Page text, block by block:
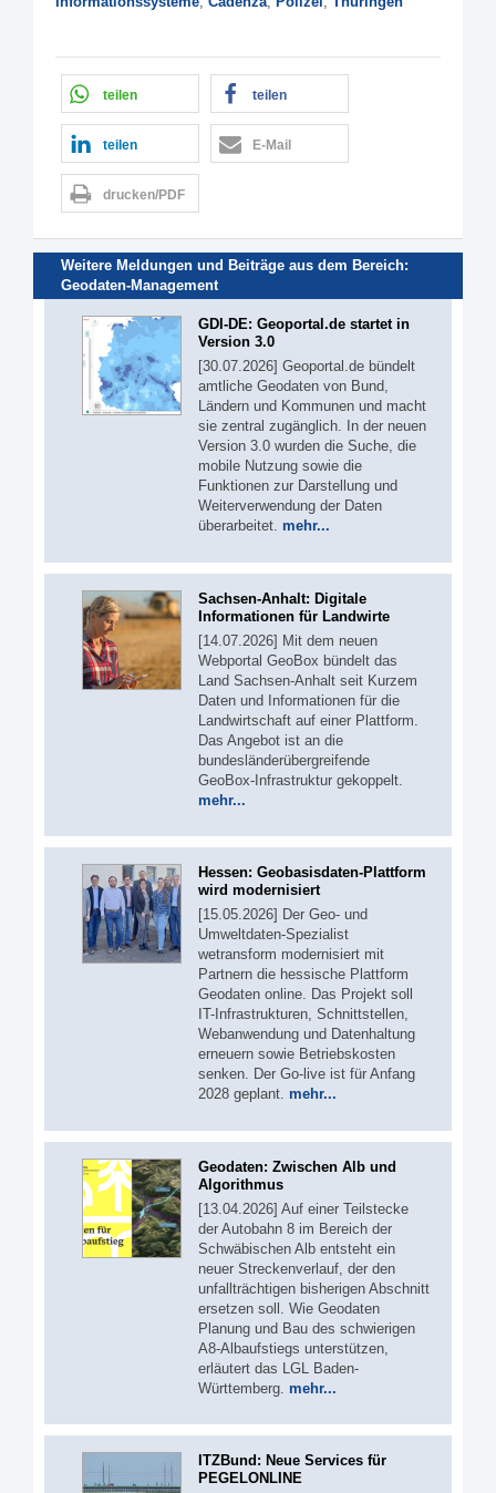
teilen teilen
teilen E-Mail
drucken/PDF
Weitere Meldungen und Beiträge aus dem Bereich:
Geodaten-Management
GDI-DE: Geoportal.de startet in
Version 3.0
[30.07.2026] Geoportal.de bündelt
amtliche Geodaten von Bund,
Ländern und Kommunen und macht
sie zentral zugänglich. In der neuen
Version 3.0 wurden die Suche, die
mobile Nutzung sowie die
Funktionen zur Darstellung und
Weiterverwendung der Daten
überarbeitet. mehr...
Sachsen-Anhalt: Digitale
Informationen für Landwirte
[14.07.2026] Mit dem neuen
Webportal GeoBox bündelt das
Land Sachsen-Anhalt seit Kurzem
Daten und Informationen für die
Landwirtschaft auf einer Plattform.
Das Angebot ist an die
bundesländerübergreifende
GeoBox-Infrastruktur gekoppelt.
mehr...
Hessen: Geobasisdaten-Plattform
wird modernisiert
[15.05.2026] Der Geo- und
Umweltdaten-Spezialist
wetransform modernisiert mit
Partnern die hessische Plattform
Geodaten online. Das Projekt soll
IT-Infrastrukturen, Schnittstellen,
Webanwendung und Datenhaltung
erneuern sowie Betriebskosten
senken. Der Go-live ist für Anfang
2028 geplant. mehr...
Geodaten: Zwischen Alb und
Algorithmus
[13.04.2026] Auf einer Teilstecke
der Autobahn 8 im Bereich der
Schwäbischen Alb entsteht ein
neuer Streckenverlauf, der den
unfallträchtigen bisherigen Abschnitt
ersetzen soll. Wie Geodaten
Planung und Bau des schwierigen
A8-Albaufstiegs unterstützen,
erläutert das LGL Baden-
Württemberg. mehr...
ITZBund: Neue Services für
PEGELONLINE